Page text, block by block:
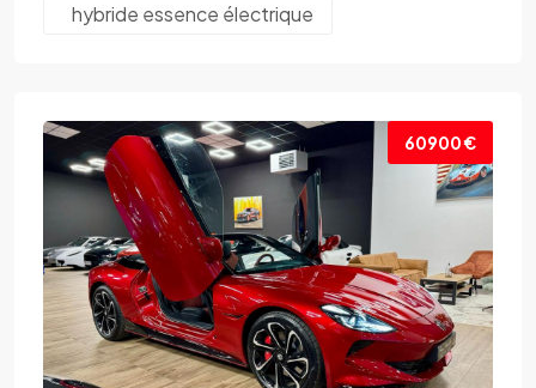
hybride essence électrique
60900 €